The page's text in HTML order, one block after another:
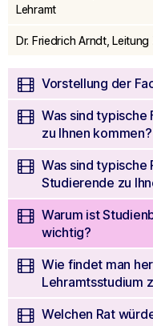
Lehramt
Dr. Friedrich Arndt,
Vorstellung der
Was sind typische
zu Ihnen kommen?
Was sind typische
Studierende zu
Warum ist
wichtig?
Wie findet man
Lehramtsstudium
Welchen Rat